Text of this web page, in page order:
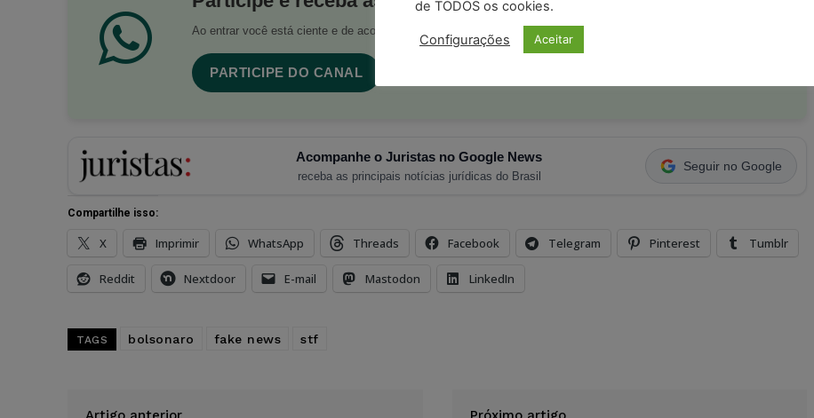
Ao entrar você está ciente e de acordo com os
PARTICIPE DO CANAL
Acompanhe o Juristas no Google News
receba as principais notícias jurídicas do Brasil
Seguir no Google
Compartilhe isso:
X Imprimir WhatsApp Threads Facebook Telegram Pinterest Tumblr
Reddit Nextdoor E-mail Mastodon LinkedIn
TAGS bolsonaro fake news stf
de TODOS os cookies.
Configurações Aceitar